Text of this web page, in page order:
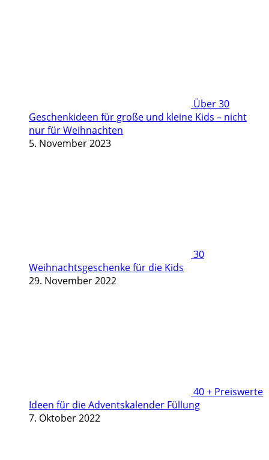
Über 30
Geschenkideen für große und kleine Kids – nicht
nur für Weihnachten
5. November 2023
30
Weihnachtsgeschenke für die Kids
29. November 2022
40 + Preiswerte
Ideen für die Adventskalender Füllung
7. Oktober 2022